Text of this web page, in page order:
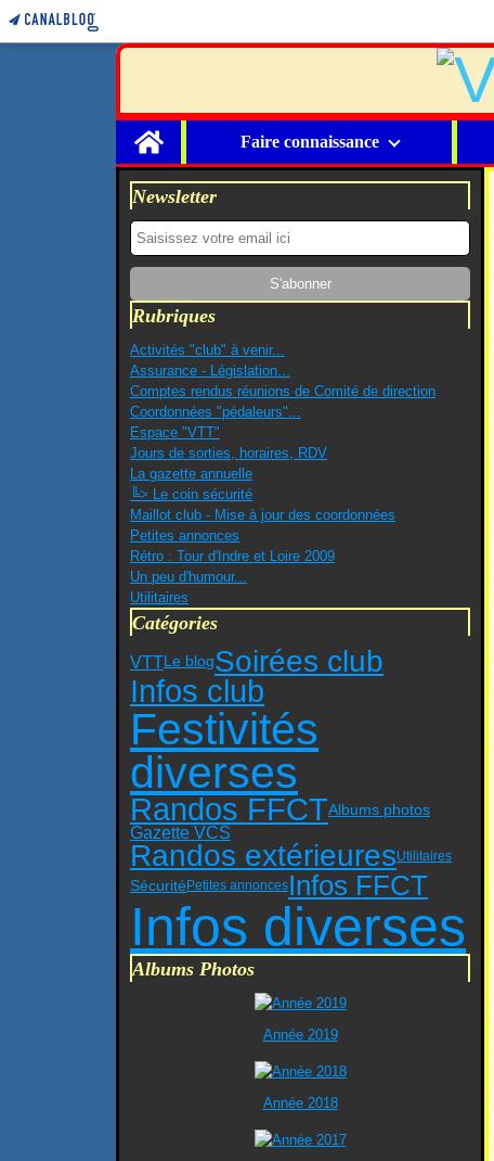
Home
Faire connaissance
Newsletter
Rubriques
Activités "club" à venir...
Assurance - Législation...
Comptes rendus réunions de Comité de direction
Coordonnées "pédaleurs"...
Espace "VTT"
Jours de sorties, horaires, RDV
La gazette annuelle
╚> Le coin sécurité
Maillot club - Mise à jour des coordonnées
Petites annonces
Rétro : Tour d'Indre et Loire 2009
Un peu d'humour...
Utilitaires
Catégories
VTTLe blogSoirées club
Infos club
Festivités
diverses
Randos FFCTAlbums photos
Gazette VCS
Randos extérieuresUtilitaires
SécuritéPetites annoncesInfos FFCT
Infos diverses
Albums Photos
Année 2019
Année 2018